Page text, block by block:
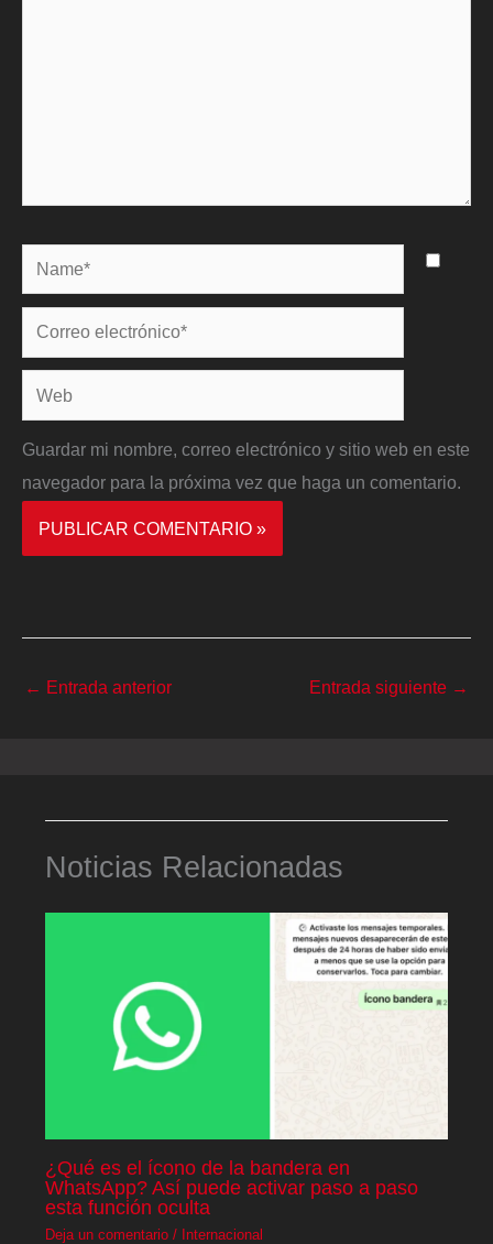
Name*
Correo
electrónico*
Web
Guardar mi nombre, correo electrónico y sitio web en este
navegador para la próxima vez que haga un comentario.
← Entrada anterior Entrada siguiente →
Noticias Relacionadas
¿Qué es el ícono de la bandera en
WhatsApp? Así puede activar paso a paso
esta función oculta
Deja un comentario / Internacional